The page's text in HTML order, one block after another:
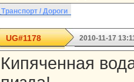
Транспорт / Дороги
UG#1178 2010-11-17
Кипяченная